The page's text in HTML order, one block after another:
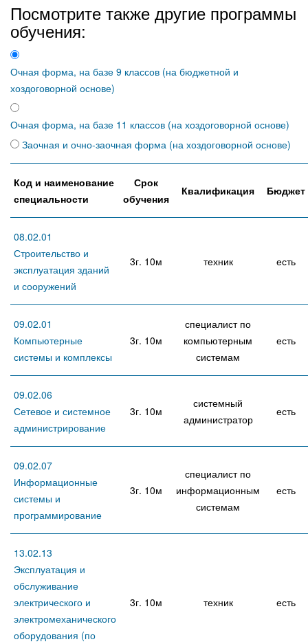
Посмотрите также другие программы
обучения:
Очная форма, на базе 9 классов (на бюджетной и
хоздоговорной основе)
Очная форма, на базе 11 классов (на хоздоговорной основе)
Заочная и очно-заочная форма (на хоздоговорной основе)
Код и наименование
специальности
Срок
обучения
Квалификация Бюджет
08.02.01
Строительство и
эксплуатация зданий
и сооружений
3г. 10м техник есть
09.02.01
Компьютерные
системы и комплексы
3г. 10м
специалист по
компьютерным
системам
есть
09.02.06
Сетевое и системное
администрирование
3г. 10м
системный
администратор
есть
09.02.07
Информационные
системы и
программирование
3г. 10м
специалист по
информационным
системам
есть
13.02.13
Эксплуатация и
обслуживание
электрического и
электромеханического
оборудования (по
3г. 10м техник есть